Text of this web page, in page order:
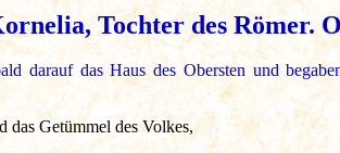
Tochter des Römer.
darauf das Haus des Obersten und
das Getümmel des Volkes,